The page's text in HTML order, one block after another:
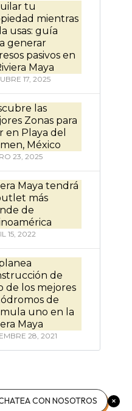
tu
mientras
usas: guía
generar
pasivos en
Maya
17, 2025
las
Zonas para
en Playa del
México
23, 2025
Maya tendrá
más
de
15, 2022
de
de los mejores
de
uno en la
Maya
28, 2021
CON NOSOTROS